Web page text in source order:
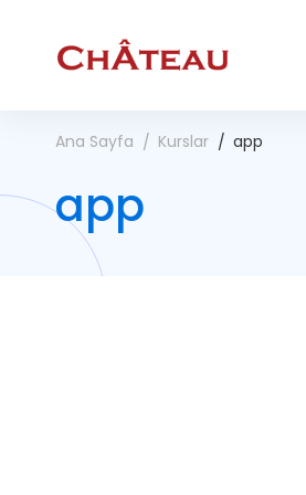
Ana Sayfa Kurslar app
app